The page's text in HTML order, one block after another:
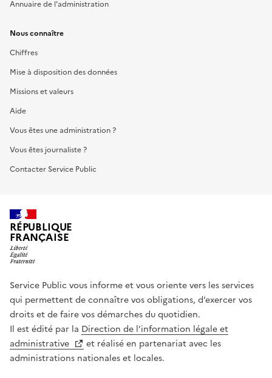
Annuaire de l'administration
Nous connaître
Chiffres
Mise à disposition des données
Missions et valeurs
Aide
Vous êtes une administration ?
Vous êtes journaliste ?
Contacter Service Public
RÉPUBLIQUE
FRANÇAISE
Service Public vous informe et vous oriente vers les services
qui permettent de connaître vos obligations, d’exercer vos
droits et de faire vos démarches du quotidien.
Il est édité par la Direction de l’information légale et
administrative
et réalisé en partenariat avec les
administrations nationales et locales.